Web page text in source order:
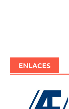
ENLACES